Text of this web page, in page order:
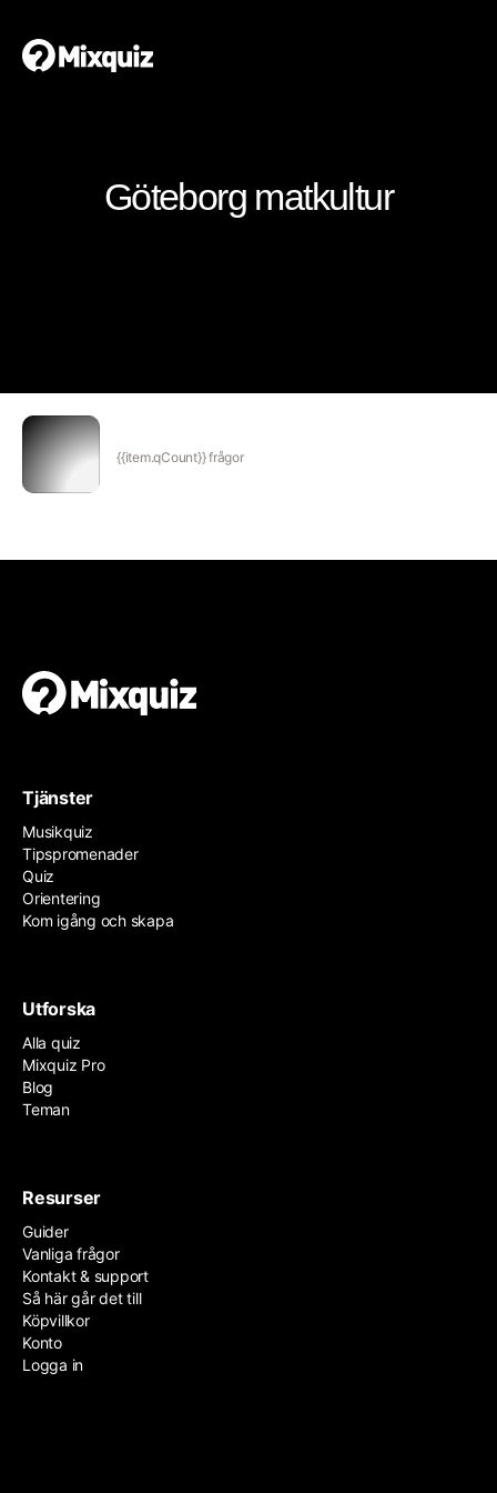
Göteborg matkultur
{{item.qCount}} frågor
Tjänster
Musikquiz
Tipspromenader
Quiz
Orientering
Kom igång och skapa
Utforska
Alla quiz
Mixquiz Pro
Blog
Teman
Resurser
Guider
Vanliga frågor
Kontakt & support
Så här går det till
Köpvillkor
Konto
Logga in